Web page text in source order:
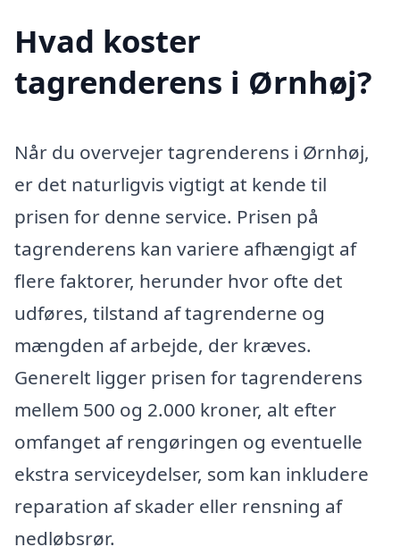
Hvad koster
tagrenderens i Ørnhøj?
Når du overvejer tagrenderens i Ørnhøj,
er det naturligvis vigtigt at kende til
prisen for denne service. Prisen på
tagrenderens kan variere afhængigt af
flere faktorer, herunder hvor ofte det
udføres, tilstand af tagrenderne og
mængden af arbejde, der kræves.
Generelt ligger prisen for tagrenderens
mellem 500 og 2.000 kroner, alt efter
omfanget af rengøringen og eventuelle
ekstra serviceydelser, som kan inkludere
reparation af skader eller rensning af
nedløbsrør.